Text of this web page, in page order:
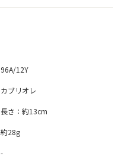
96A/12Y
カブリオレ
長さ：約13cm
約28g
-